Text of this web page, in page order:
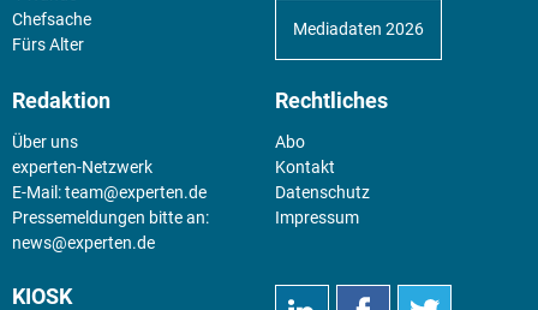
Chefsache
Fürs Alter
Mediadaten 2026
Redaktion
Über uns
experten-Netzwerk
E-Mail:team@experten.de
Pressemeldungen bitte an:
news@experten.de
Rechtliches
Abo
Kontakt
Datenschutz
Impressum
KIOSK